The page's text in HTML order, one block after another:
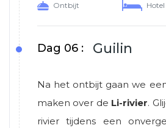
Ontbijt Hotel
Dag 06 : Guilin
Na het ontbijt gaan we
maken over de Li-rivier.
rivier tijdens een